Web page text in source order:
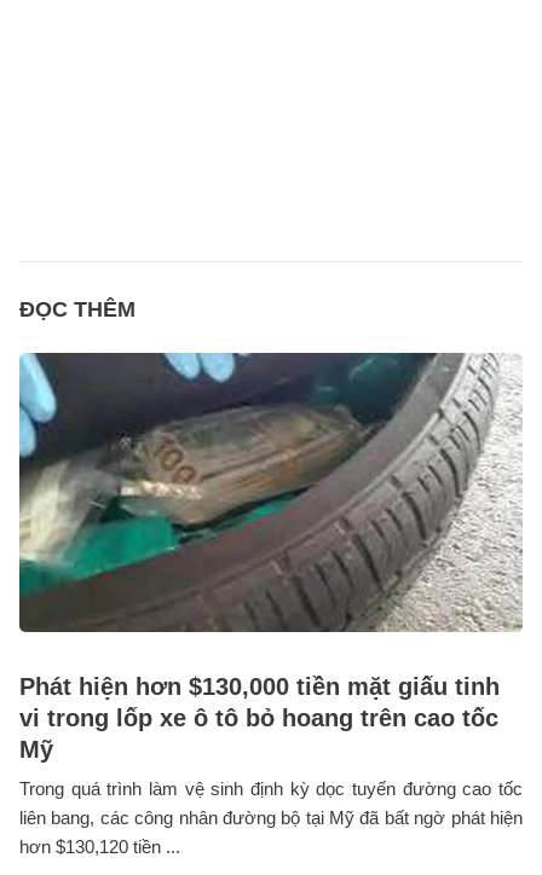
ĐỌC THÊM
Phát hiện hơn $130,000 tiền mặt giấu tinh
vi trong lốp xe ô tô bỏ hoang trên cao tốc
Mỹ
Trong quá trình làm vệ sinh định kỳ dọc tuyến đường cao tốc
liên bang, các công nhân đường bộ tại Mỹ đã bất ngờ phát hiện
hơn $130,120 tiền ...